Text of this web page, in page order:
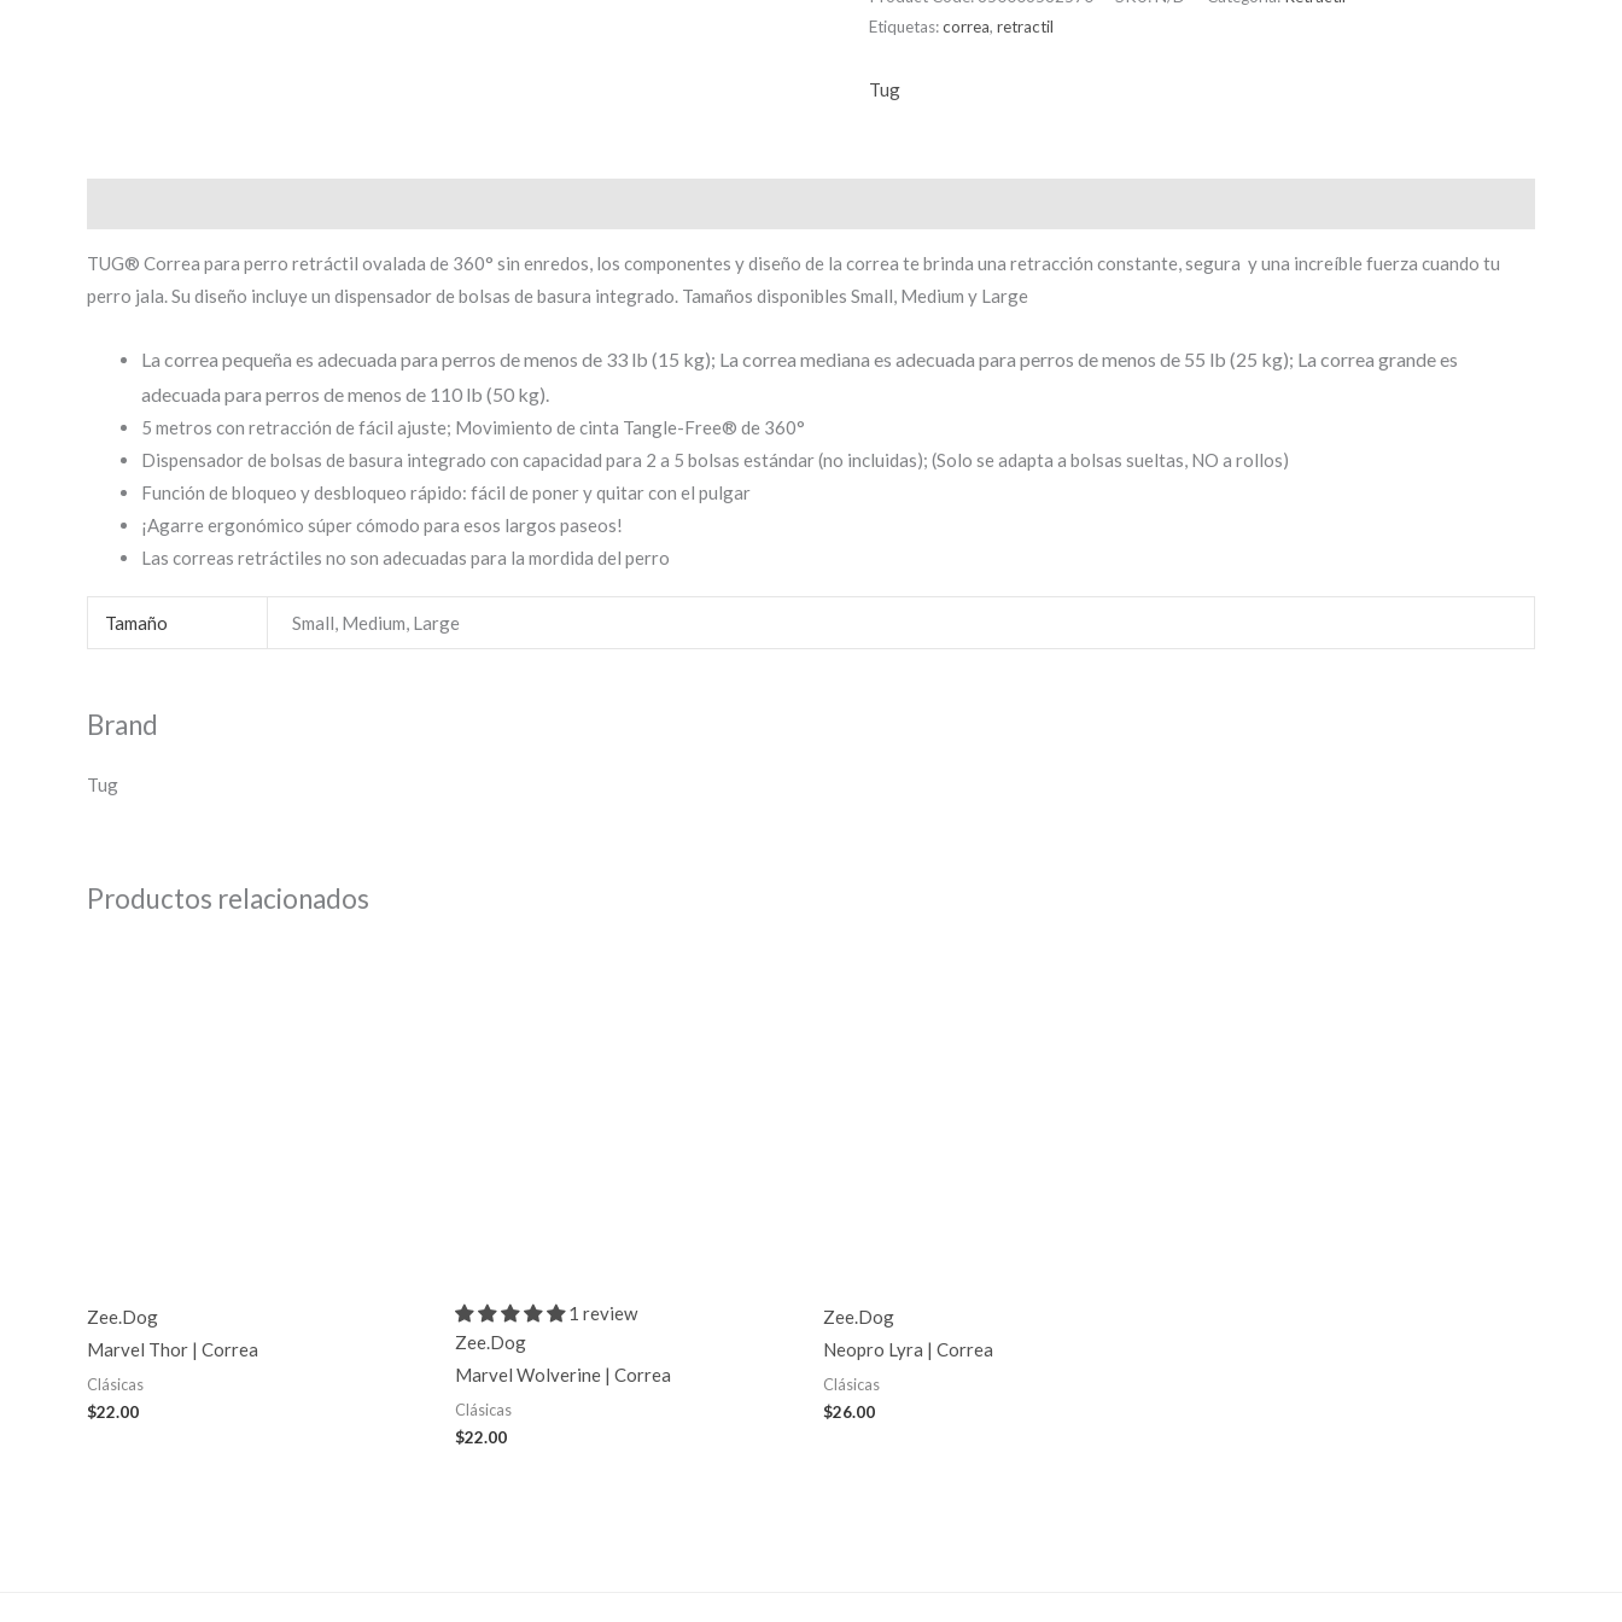
Etiquetas:correa, retractil
Tug
TUG® Correa para perro retráctil ovalada de 360° sin enredos, los componentes y diseño de la correa te brinda una retracción constante, segura y una increíble fuerza cuando tu
perro jala. Su diseño incluye un dispensador de bolsas de basura integrado. Tamaños disponibles Small, Medium y Large
La correa pequeña es adecuada para perros de menos de 33 lb (15 kg); La correa mediana es adecuada para perros de menos de 55 lb (25 kg); La correa grande es
adecuada para perros de menos de 110 lb (50 kg).
5 metros con retracción de fácil ajuste; Movimiento de cinta Tangle-Free® de 360°
Dispensador de bolsas de basura integrado con capacidad para 2 a 5 bolsas estándar (no incluidas); (Solo se adapta a bolsas sueltas, NO a rollos)
Función de bloqueo y desbloqueo rápido: fácil de poner y quitar con el pulgar
¡Agarre ergonómico súper cómodo para esos largos paseos!
Las correas retráctiles no son adecuadas para la mordida del perro
Tamaño Small, Medium, Large
Brand
Tug
Productos relacionados
Zee.Dog
Marvel Thor | Correa
Clásicas
$22.00
1 review
Zee.Dog
Marvel Wolverine | Correa
Clásicas
$22.00
Zee.Dog
Neopro Lyra | Correa
Clásicas
$26.00